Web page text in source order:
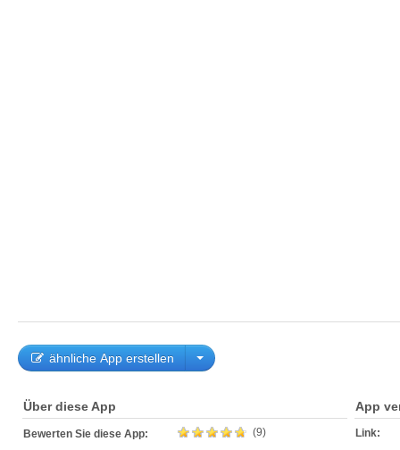
ähnliche App erstellen
Über diese App
Bewerten Sie diese App: (9)
App
Link: